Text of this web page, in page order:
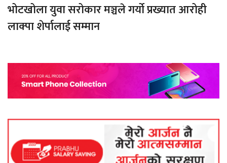
भोटखोला युवा सरोकार मञ्चले गर्यो प्रख्यात आरोही
लाक्पा शेर्पालाई सम्मान